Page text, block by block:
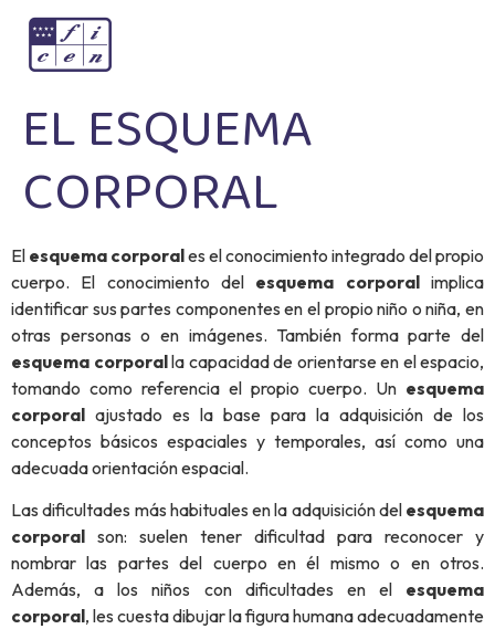
EL ESQUEMA
CORPORAL
El esquema corporales el conocimiento integrado del propio
cuerpo. El conocimiento del esquema corporalimplica
identificar sus partes componentes en el propio niño o niña, en
otras personas o en imágenes. También forma parte del
esquema corporalla capacidad de orientarse en el espacio,
tomando como referencia el propio cuerpo. Un esquema
corporal ajustado es la base para la adquisición de los
conceptos básicos espaciales y temporales, así como una
adecuada orientación espacial.
Las dificultades más habituales en la adquisición del esquema
corporal son: suelen tener dificultad para reconocer y
nombrar las partes del cuerpo en él mismo o en otros.
Además, a los niños con dificultades en el esquema
corporal, les cuesta dibujar la figura humana adecuadamente